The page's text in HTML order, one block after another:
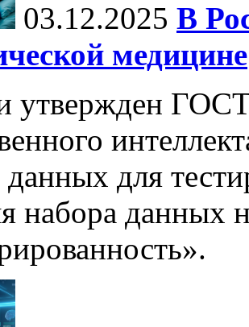
03.12.2025 В
медицине
утвержден
для
набора данных